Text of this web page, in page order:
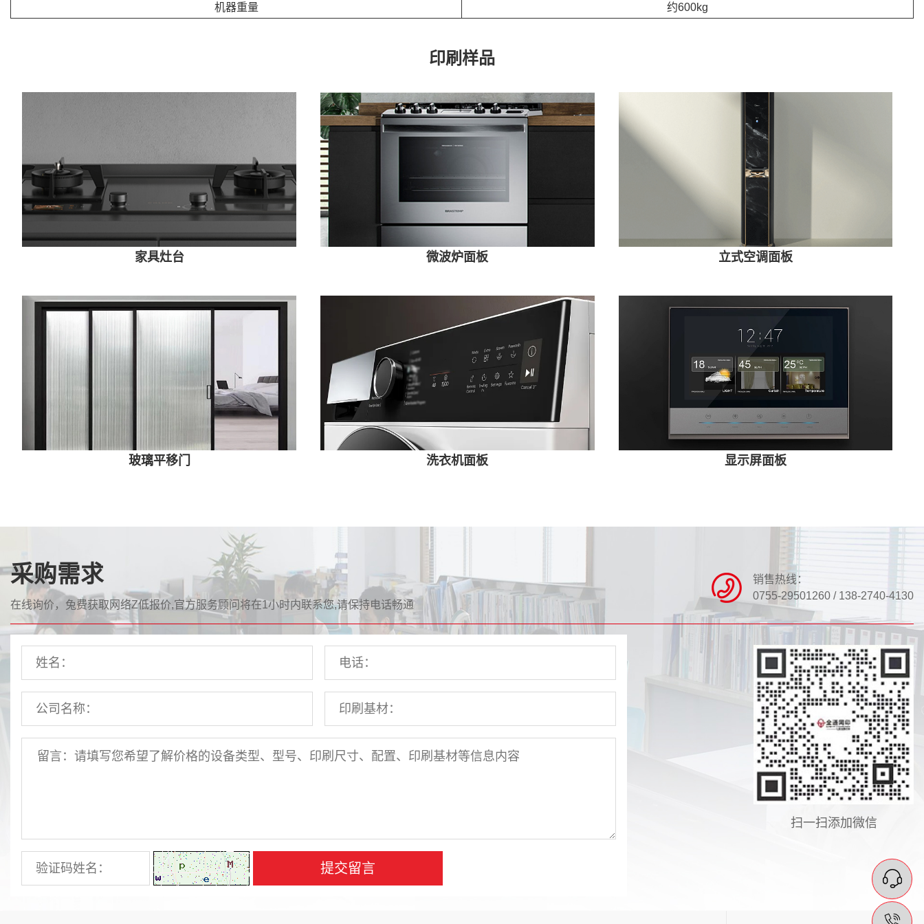
机器重量 约600kg
印刷样品
家具灶台 微波炉面板 立式空调面板
玻璃平移门 洗衣机面板 显示屏面板
采购需求
在线询价，兔费获取网络Z低报价,官方服务顾问将在1小时内联系您,请保持电话畅通
销售热线：
0755-29501260 / 138-2740-4130
扫一扫添加微信
在